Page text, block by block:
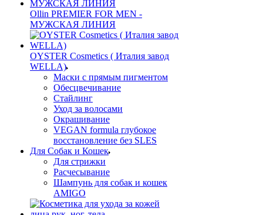
Ollin PREMIER FOR MEN -
МУЖСКАЯ ЛИНИЯ
OYSTER Cosmetics ( Италия завод
WELLA)
Маски с прямым пигментом
Обесцвечивание
Стайлинг
Уход за волосами
Окрашивание
VEGAN formula глубокое
восстановление без SLES
Для Собак и Кошек
Для стрижки
Расчесывание
Шампунь для собак и кошек
AMIGO